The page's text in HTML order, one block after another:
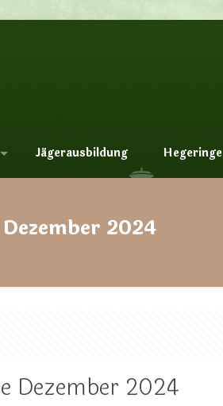
Jägerausbildung Hegeringe
2024
Dezember 2024